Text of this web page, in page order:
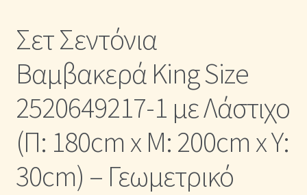
Κλωστές κεντήματος
Κουβέρτες Βελουτέ & Πικέ
Λευκά Είδη & Είδη Σπιτιού Online | MAYHOME
Μονόχρωμα Κουβερλί με Διαχρονική Κομψότητα
Μονόχρωμα Παπλώματα με Διαχρονική Κομψότητα
Σετ Σεντόνια
Βαμβακερά King Size
2520649217-1 με Λάστιχο
(Π: 180cm x Μ: 200cm x Υ:
30cm) – Γεωμετρικό